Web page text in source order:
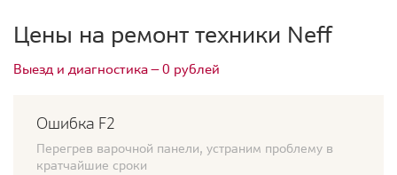
Цены на ремонт техники Neff
Выезд и диагностика — 0 рублей
Ошибка F2
Перегрев варочной панели, устраним проблему в
кратчайшие сроки